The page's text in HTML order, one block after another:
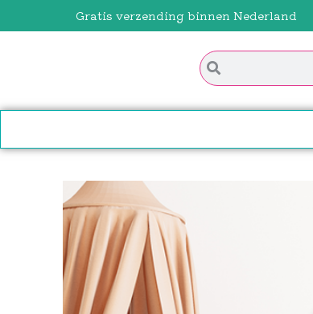
Gratis verzending binnen Nederland